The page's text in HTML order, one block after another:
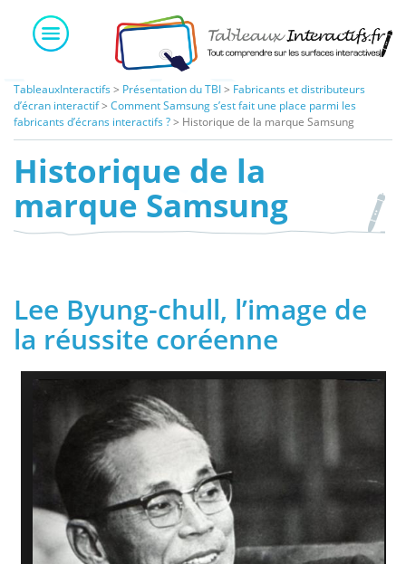
content
TableauxInteractifs > Présentation du TBI> Fabricants et distributeurs
d’écran interactif> Comment Samsung s’est fait une place parmi les
fabricants d’écrans interactifs ?> Historique de la marque Samsung
Historique de la
marque Samsung
Lee Byung-chull, l’image de
la réussite coréenne